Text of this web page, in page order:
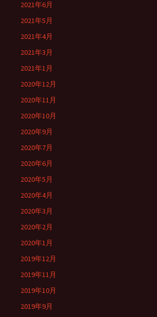
2021年6月
2021年5月
2021年4月
2021年3月
2021年1月
2020年12月
2020年11月
2020年10月
2020年9月
2020年7月
2020年6月
2020年5月
2020年4月
2020年3月
2020年2月
2020年1月
2019年12月
2019年11月
2019年10月
2019年9月